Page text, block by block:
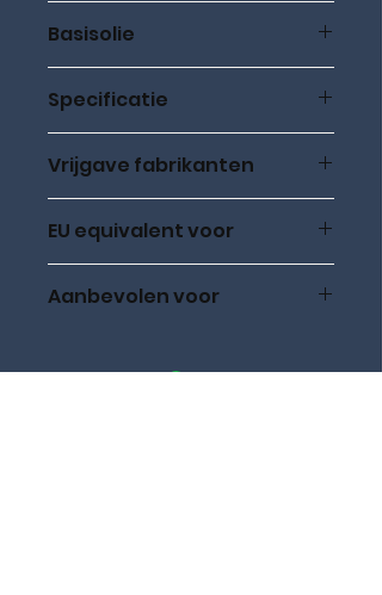
Basisolie
Specificatie
Vrijgave fabrikanten
EU equivalent voor
Aanbevolen voor